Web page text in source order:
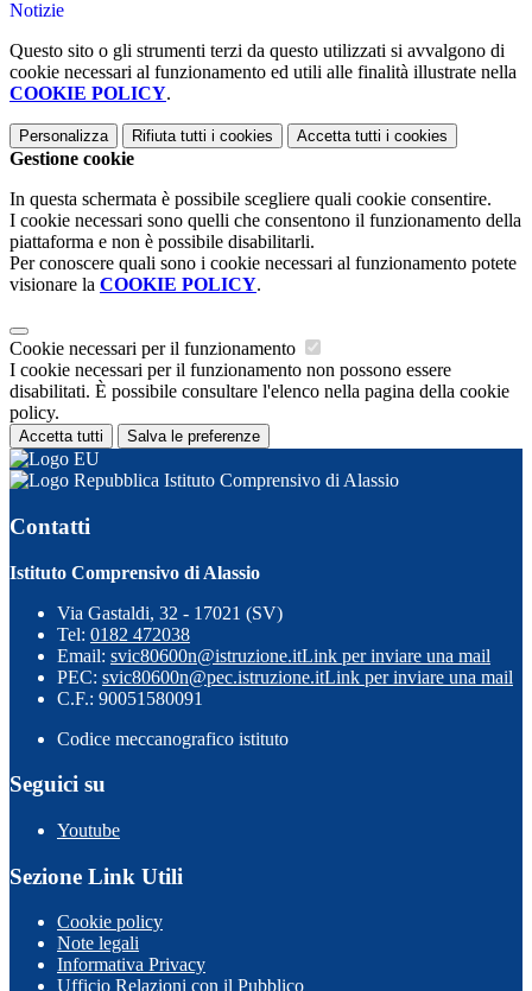
Notizie
Questo sito o gli strumenti terzi da questo utilizzati si avvalgono di
cookie necessari al funzionamento ed utili alle finalità illustrate nella
COOKIE POLICY.
Personalizza Rifiuta tutti i cookies Accetta tutti i cookies
Gestione cookie
In questa schermata è possibile scegliere quali cookie consentire.
I cookie necessari sono quelli che consentono il funzionamento della
piattaforma e non è possibile disabilitarli.
Per conoscere quali sono i cookie necessari al funzionamento potete
visionare la COOKIE POLICY.
Cookie necessari per il funzionamento
I cookie necessari per il funzionamento non possono essere
disabilitati. È possibile consultare l'elenco nella pagina della cookie
policy.
Accetta tutti Salva le preferenze
Istituto Comprensivo di Alassio
Contatti
Istituto Comprensivo di Alassio
Via Gastaldi, 32 - 17021 (SV)
Tel: 0182 472038
Email: svic80600n@istruzione.itLink per inviare una mail
PEC: svic80600n@pec.istruzione.itLink per inviare una mail
C.F.: 90051580091
Codice meccanografico istituto
Seguici su
Youtube
Sezione Link Utili
Cookie policy
Note legali
Informativa Privacy
Ufficio Relazioni con il Pubblico